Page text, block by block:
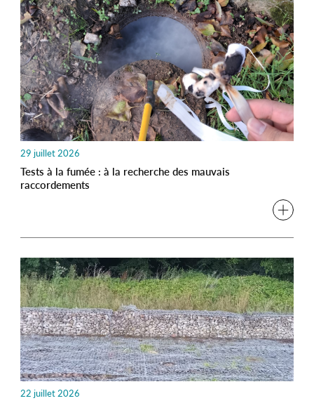
29 juillet 2026
Tests à la fumée : à la recherche des mauvais
raccordements
22 juillet 2026